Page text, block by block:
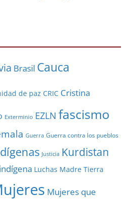
Brasil Cauca
de paz CRIC Cristina
Exterminio EZLN fascismo
Guerra Guerra contra los pueblos
Justicia Kurdistan
Luchas Madre Tierra
Mujeres que